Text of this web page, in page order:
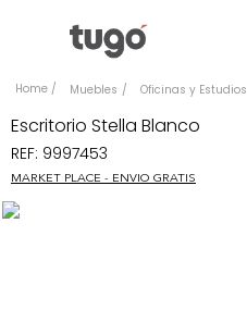
Muebles Oficinas y Estudios
Escritorio Stella Blanco
REF: 9997453
MARKET PLACE - ENVIO GRATIS
Comedor
Silla